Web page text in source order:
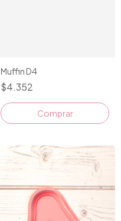
Muffin D4
$4.352
Comprar